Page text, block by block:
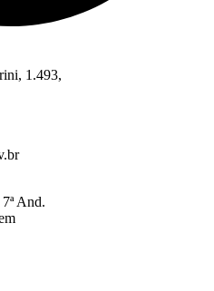
1.493,
And.